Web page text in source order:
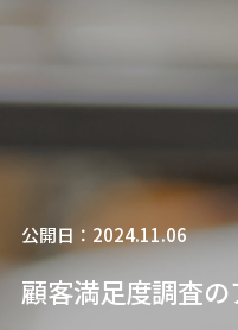
公開日：2024.11.06
顧客満足度調査